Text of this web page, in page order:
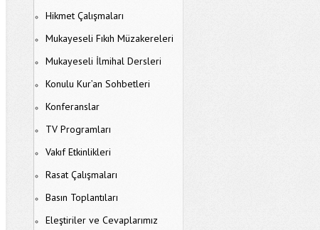
Hikmet Çalışmaları
Mukayeseli Fıkıh Müzakereleri
Mukayeseli İlmihal Dersleri
Konulu Kur’an Sohbetleri
Konferanslar
TV Programları
Vakıf Etkinlikleri
Rasat Çalışmaları
Basın Toplantıları
Eleştiriler ve Cevaplarımız